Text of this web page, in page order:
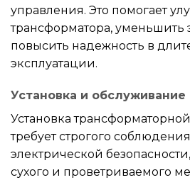
управления. Это помогает
трансформатора, уменьшить
повысить надежность в
эксплуатации.
Установка и обслуживание
Установка
требует строгого
электрической
сухого и проветриваемого